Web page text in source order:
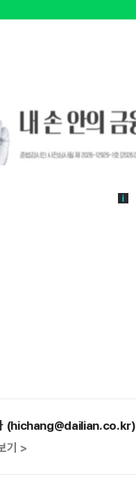
(hichang@dailian.co.kr)
기 >